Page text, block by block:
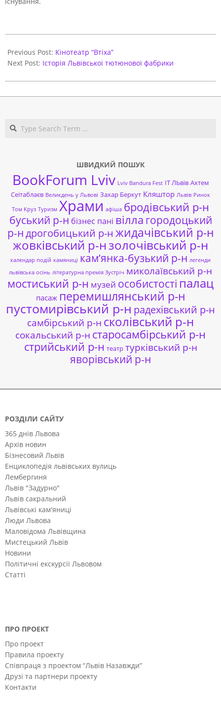
12-
11
Previous Post: Кінотеатр “Втіха”
Next Post: Історія Львівської тютюнової фабрики
ШВИДКИЙ ПОШУК
BookForum Lviv Lviv Bandura Fest ІТ ЛЬвів Ахтем
Сеітаблаєв Великдень у Львові Захар Беркут Кляштор Львів Ринок
Том Круз Туризм Храми афіша бродівський р-н
буський р-н бізнес пані вілла городоцький
р-ндрогобицький р-н жидачівський р-н
жовківський р-нзолочівський р-н
календар подій камяниці кам’янка-бузький р-н легенди
львівська осінь літературна премія Зустріч миколаївський р-н
мостиський р-н музей особистості палац
пасаж перемишлянський р-н
пустомирівський р-н радехівський р-н
самбірський р-н сколівський р-н
сокальський р-н старосамбірський р-н
стрийський р-н театр турківський р-н
яворівський р-н
РОЗДІЛИ САЙТУ
365 днів Львова
Архів новин
Бізнесовий Львів
Енциклопедія львівських вулиць
Лембергиня
Львів "Задурно"
Львів сакральний
Львівські кам'яниці
Люди Львова
Маловідома Львівщина
Мистецький Львів
Новини
Політичні екскурсії Львовом
Статті
ПРО ПРОЕКТ
Про проект
Правила проекту
Співпраця з проектом “Львів Назавжди”
Друзі та партнери проекту
Контакти